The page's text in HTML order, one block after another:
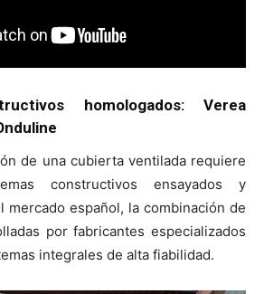
homologados: Verea
de una cubierta ventilada requiere
constructivos ensayados y
mercado español, la combinación de
por fabricantes especializados
integrales de alta fiabilidad.